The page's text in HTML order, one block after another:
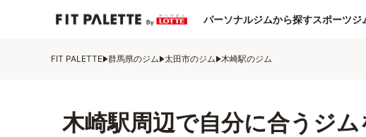
パーソナルジムから探すスポーツジ
FIT PALETTE 群馬県のジム 太田市のジム 木崎駅のジム
木崎駅周辺で自分に合うジ